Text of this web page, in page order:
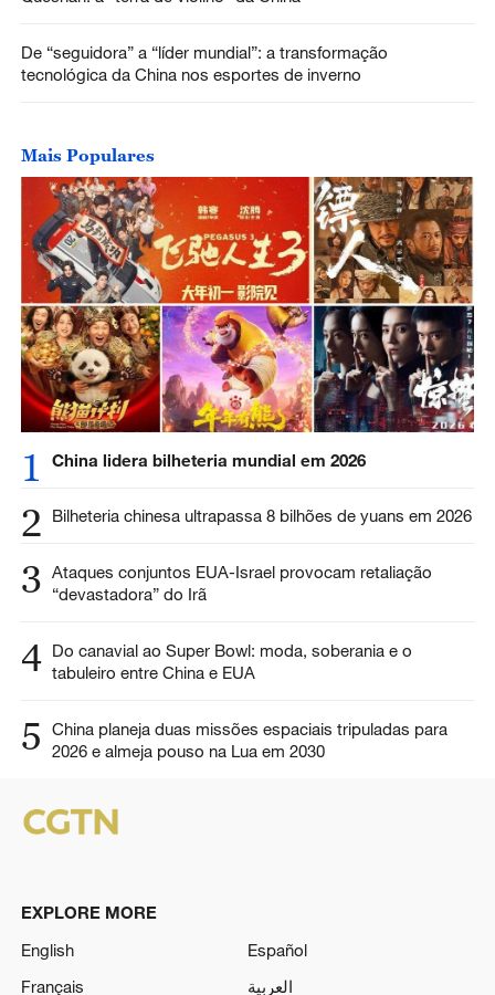
De “seguidora” a “líder mundial”: a transformação
tecnológica da China nos esportes de inverno
Mais Populares
1 China lidera bilheteria mundial em 2026
2 Bilheteria chinesa ultrapassa 8 bilhões de yuans em 2026
3 Ataques conjuntos EUA-Israel provocam retaliação
“devastadora” do Irã
4 Do canavial ao Super Bowl: moda, soberania e o
tabuleiro entre China e EUA
5
China planeja duas missões espaciais tripuladas para
2026 e almeja pouso na Lua em 2030
EXPLORE MORE
English
Español
Français
العربية